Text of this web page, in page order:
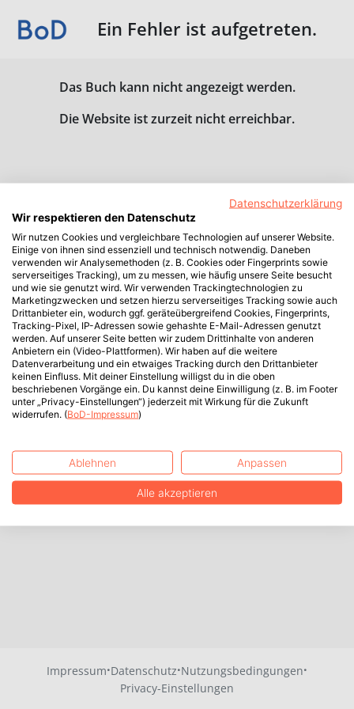
Ein Fehler ist aufgetreten.
Das Buch kann nicht angezeigt werden.
Die Website ist zurzeit nicht erreichbar.
Impressum·Datenschutz·Nutzungsbedingungen·
Privacy-Einstellungen
Datenschutzerklärung
Wir respektieren den Datenschutz
Wir nutzen Cookies und vergleichbare Technologien auf unserer Website.
Einige von ihnen sind essenziell und technisch notwendig. Daneben
verwenden wir Analysemethoden (z. B. Cookies oder Fingerprints sowie
serverseitiges Tracking), um zu messen, wie häufig unsere Seite besucht
und wie sie genutzt wird. Wir verwenden Trackingtechnologien zu
Marketingzwecken und setzen hierzu serverseitiges Tracking sowie auch
Drittanbieter ein, wodurch ggf. geräteübergreifend Cookies, Fingerprints,
Tracking-Pixel, IP-Adressen sowie gehashte E-Mail-Adressen genutzt
werden. Auf unserer Seite betten wir zudem Drittinhalte von anderen
Anbietern ein (Video-Plattformen). Wir haben auf die weitere
Datenverarbeitung und ein etwaiges Tracking durch den Drittanbieter
keinen Einfluss. Mit deiner Einstellung willigst du in die oben
beschriebenen Vorgänge ein. Du kannst deine Einwilligung (z. B. im Footer
unter „Privacy-Einstellungen“) jederzeit mit Wirkung für die Zukunft
widerrufen. (BoD-Impressum)
Ablehnen Anpassen
Alle akzeptieren